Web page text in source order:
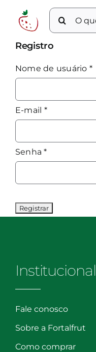
conteúdo
Buscar
resultados
para:
Registro
Nome de usuário *
E-mail *
Senha *
Institucional
Fale conosco
Sobre a Fortalfrut
Como comprar